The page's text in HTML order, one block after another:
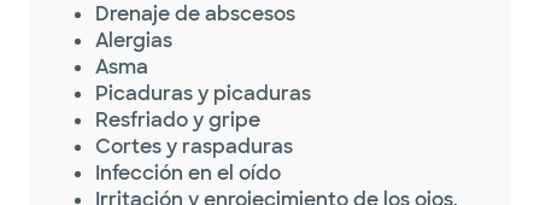
Drenaje de abscesos
Alergias
Asma
Picaduras y picaduras
Resfriado y gripe
Cortes y raspaduras
Infección en el oído
Irritación y enrojecimiento de los ojos.